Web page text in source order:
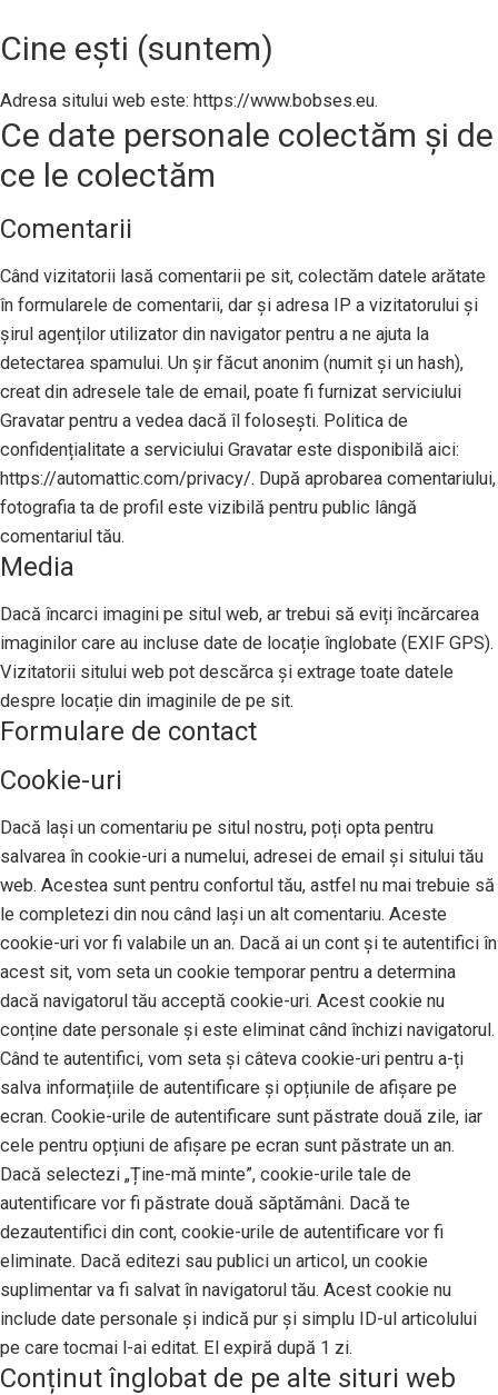
Cine ești (suntem)
Adresa sitului web este: https://www.bobses.eu.
Ce date personale colectăm și de
ce le colectăm
Comentarii
Când vizitatorii lasă comentarii pe sit, colectăm datele arătate
în formularele de comentarii, dar și adresa IP a vizitatorului și
șirul agenților utilizator din navigator pentru a ne ajuta la
detectarea spamului. Un șir făcut anonim (numit și un hash),
creat din adresele tale de email, poate fi furnizat serviciului
Gravatar pentru a vedea dacă îl folosești. Politica de
confidențialitate a serviciului Gravatar este disponibilă aici:
https://automattic.com/privacy/. După aprobarea comentariului,
fotografia ta de profil este vizibilă pentru public lângă
comentariul tău.
Media
Dacă încarci imagini pe situl web, ar trebui să eviți încărcarea
imaginilor care au incluse date de locație înglobate (EXIF GPS).
Vizitatorii sitului web pot descărca și extrage toate datele
despre locație din imaginile de pe sit.
Formulare de contact
Cookie-uri
Dacă lași un comentariu pe situl nostru, poți opta pentru
salvarea în cookie-uri a numelui, adresei de email și sitului tău
web. Acestea sunt pentru confortul tău, astfel nu mai trebuie să
le completezi din nou când lași un alt comentariu. Aceste
cookie-uri vor fi valabile un an. Dacă ai un cont și te autentifici în
acest sit, vom seta un cookie temporar pentru a determina
dacă navigatorul tău acceptă cookie-uri. Acest cookie nu
conține date personale și este eliminat când închizi navigatorul.
Când te autentifici, vom seta și câteva cookie-uri pentru a-ți
salva informațiile de autentificare și opțiunile de afișare pe
ecran. Cookie-urile de autentificare sunt păstrate două zile, iar
cele pentru opțiuni de afișare pe ecran sunt păstrate un an.
Dacă selectezi „Ține-mă minte”, cookie-urile tale de
autentificare vor fi păstrate două săptămâni. Dacă te
dezautentifici din cont, cookie-urile de autentificare vor fi
eliminate. Dacă editezi sau publici un articol, un cookie
suplimentar va fi salvat în navigatorul tău. Acest cookie nu
include date personale și indică pur și simplu ID-ul articolului
pe care tocmai l-ai editat. El expiră după 1 zi.
Conținut înglobat de pe alte situri web